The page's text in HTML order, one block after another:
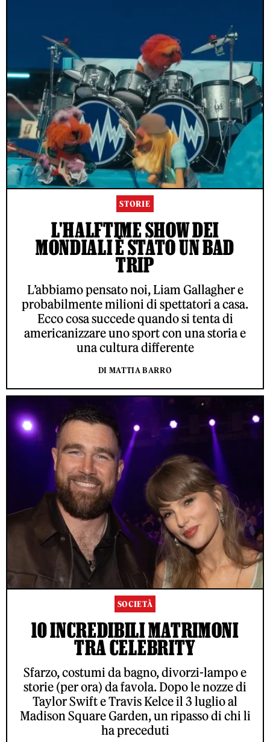
STORIE
L'HALFTIME SHOW DEI
MONDIALI È STATO UN BAD
TRIP
L’abbiamo pensato noi, Liam Gallagher e
probabilmente milioni di spettatori a casa.
Ecco cosa succede quando si tenta di
americanizzare uno sport con una storia e
una cultura differente
DI MATTIA BARRO
SOCIETÀ
10 INCREDIBILI MATRIMONI
TRA CELEBRITY
Sfarzo, costumi da bagno, divorzi-lampo e
storie (per ora) da favola. Dopo le nozze di
Taylor Swift e Travis Kelce il 3 luglio al
Madison Square Garden, un ripasso di chi li
ha preceduti